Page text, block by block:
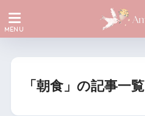
「朝食」の記事一覧